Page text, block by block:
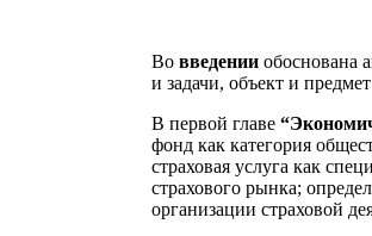
Во введении обоснована
и задачи, объект и
В первой главе
фонд как категория
страховая услуга как
страхового рынка;
организации страховой